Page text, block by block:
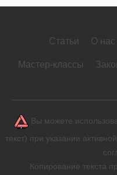
Статьи О нас
Мастер-классы
Вы можете
текст) при указании
Копирование текста